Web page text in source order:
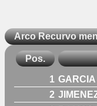
Arco Recurvo
Pos.
1
2